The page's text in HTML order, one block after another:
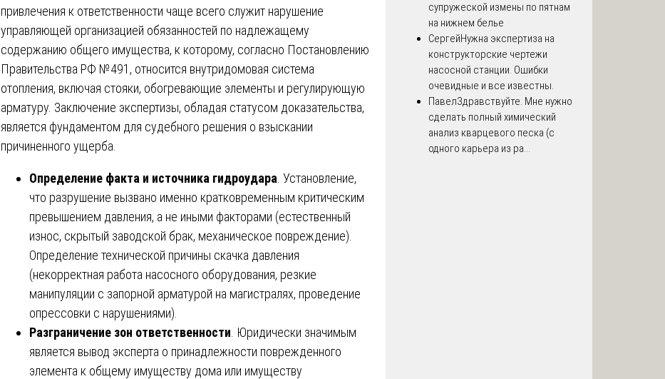
привлечения к ответственности чаще всего служит нарушение
управляющей организацией обязанностей по надлежащему
содержанию общего имущества, к которому, согласно Постановлению
Правительства РФ №491, относится внутридомовая система
отопления, включая стояки, обогревающие элементы и регулирующую
арматуру. Заключение экспертизы, обладая статусом доказательства,
является фундаментом для судебного решения о взыскании
причиненного ущерба.
Определение факта и источника гидроудара . Установление,
что разрушение вызвано именно кратковременным критическим
превышением давления, а не иными факторами (естественный
износ, скрытый заводской брак, механическое повреждение).
Определение технической причины скачка давления
(некорректная работа насосного оборудования, резкие
манипуляции с запорной арматурой на магистралях, проведение
опрессовки с нарушениями).
Разграничение зон ответственности . Юридически значимым
является вывод эксперта о принадлежности поврежденного
элемента к общему имуществу дома или имуществу
супружеской измены по пятнам
на нижнем белье
СергейНужна экспертиза на
конструкторские чертежи
насосной станции. Ошибки
очевидные и все известны.
ПавелЗдравствуйте. Мне нужно
сделать полный химический
анализ кварцевого песка (с
одного карьера из ра...